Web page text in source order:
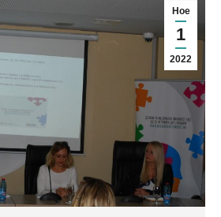
Ное
1
2022